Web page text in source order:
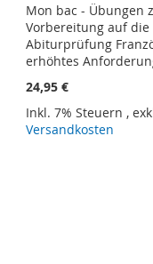
Mon bac - Übungen
Vorbereitung auf
Abiturprüfung
erhöhtes
24,95 €
Inkl. 7% Steuern ,
Versandkosten